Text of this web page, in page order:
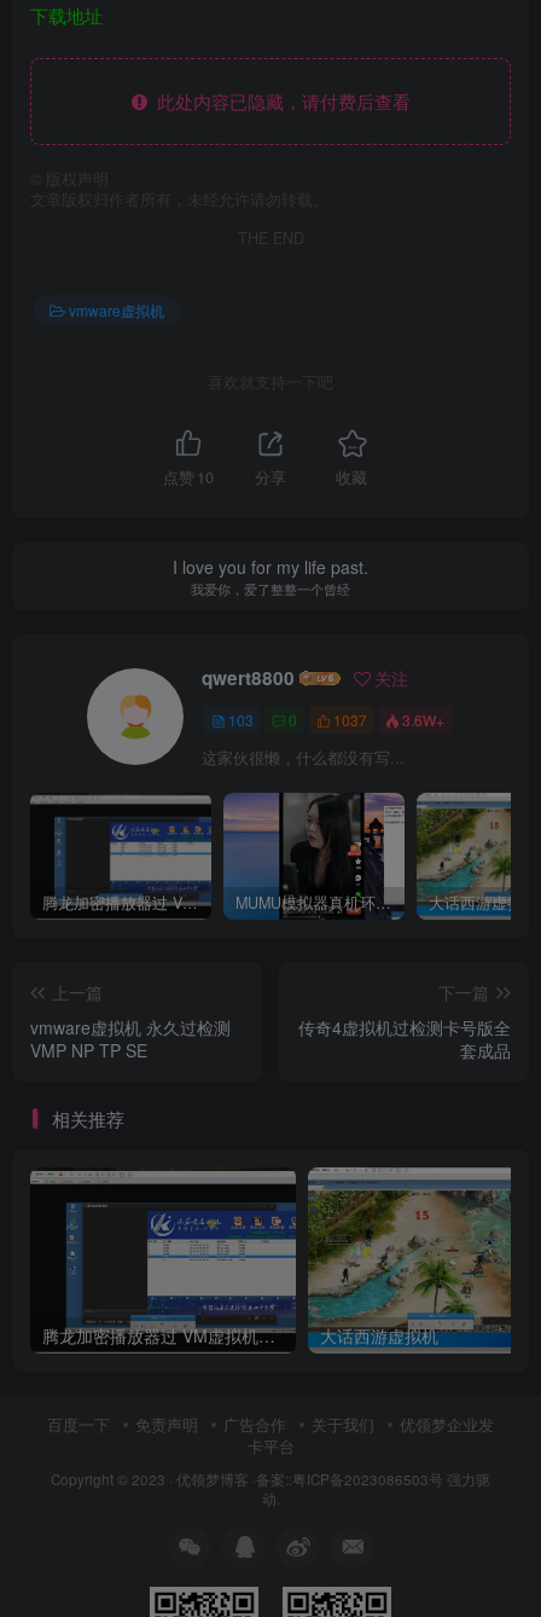
下载地址
此处内容已隐藏，请付费后查看
版权声明
文章版权归作者所有，未经允许请勿转载。
THE END
vmware虚拟机
喜欢就支持一下吧
点赞 10 分享 收藏
I love you for my life past.
我爱你，爱了整整一个曾经
qwert8800 关注
103 0 1037 3.6W+
这家伙很懒，什么都没有写...
腾龙加密播放器过 VM虚拟机检测 MUMU模拟器真机环境 ——–选择购买使用 大话西游虚拟机
上一篇
vmware虚拟机 永久过检测
VMP NP TP SE
下一篇
传奇4虚拟机过检测卡号版全
套成品
相关推荐
腾龙加密播放器过 VM虚拟机检测 大话西游虚拟机
百度一下 免责声明 广告合作 关于我们
优领梦企业发
卡平台
Copyright © 2023 · 优领梦博客 ·备案::粤ICP备2023086503号 强力驱
动.